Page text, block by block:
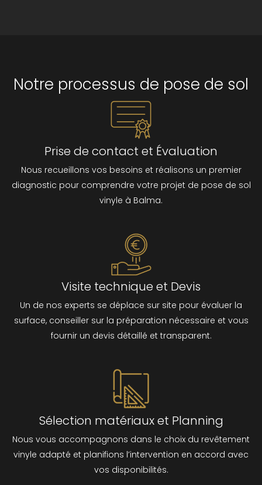
Notre processus de pose de sol
Prise de contact et Évaluation
Nous recueillons vos besoins et réalisons un premier
diagnostic pour comprendre votre projet de pose de sol
vinyle à Balma.
Visite technique et Devis
Un de nos experts se déplace sur site pour évaluer la
surface, conseiller sur la préparation nécessaire et vous
fournir un devis détaillé et transparent.
Sélection matériaux et Planning
Nous vous accompagnons dans le choix du revêtement
vinyle adapté et planifions l’intervention en accord avec
vos disponibilités.